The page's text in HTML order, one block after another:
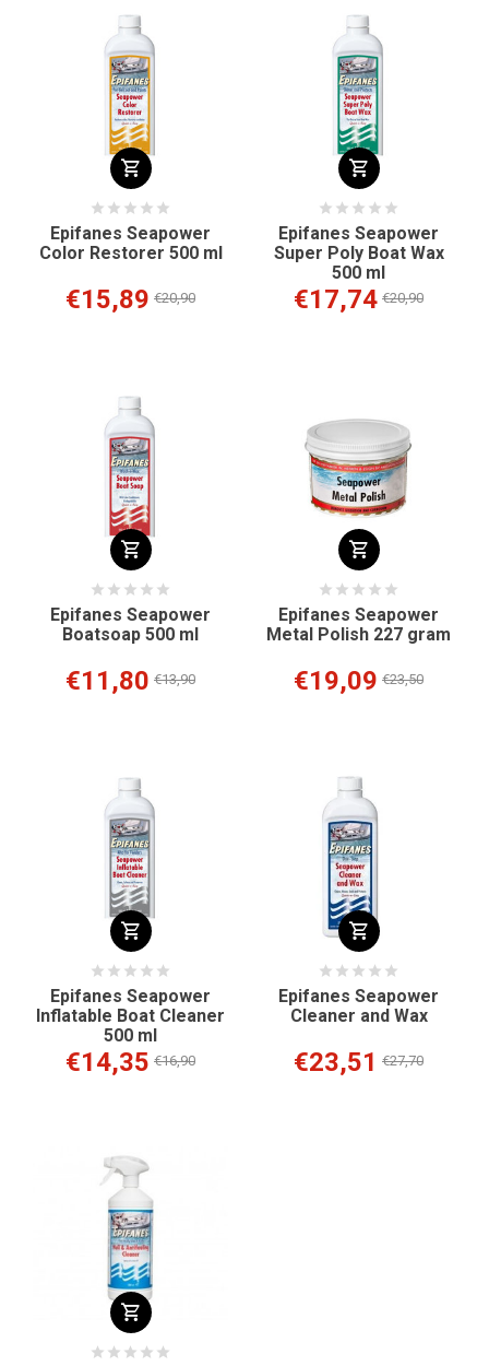
Epifanes Seapower
Color Restorer 500 ml
€15,89 €20,90
Epifanes Seapower
Super Poly Boat Wax
500 ml
€17,74 €20,90
Epifanes Seapower
Boatsoap 500 ml
€11,80 €13,90
Epifanes Seapower
Metal Polish 227 gram
€19,09 €23,50
Epifanes Seapower
Inflatable Boat Cleaner
500 ml
€14,35 €16,90
Epifanes Seapower
Cleaner and Wax
€23,51 €27,70